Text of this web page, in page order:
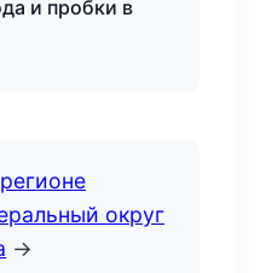
и пробки в
округ
→